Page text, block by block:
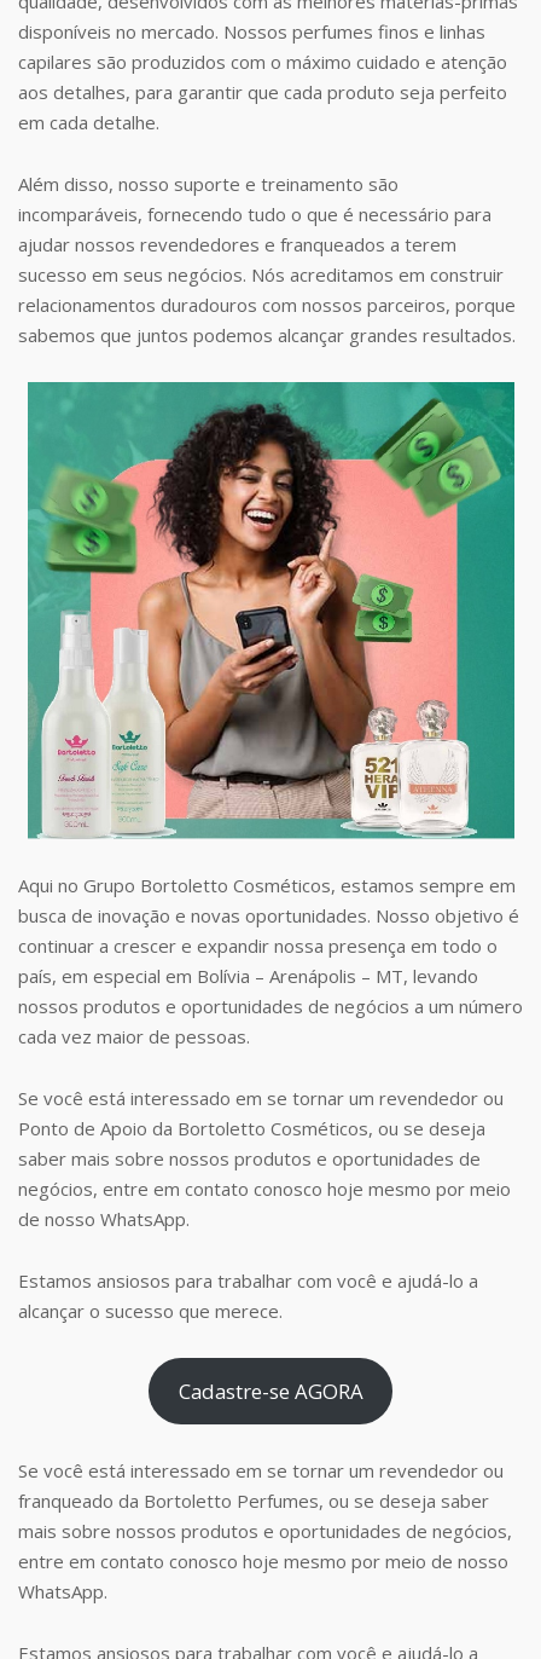
disponíveis no mercado. Nossos perfumes finos e linhas
capilares são produzidos com o máximo cuidado e atenção
aos detalhes, para garantir que cada produto seja perfeito
em cada detalhe.
Além disso, nosso suporte e treinamento são
incomparáveis, fornecendo tudo o que é necessário para
ajudar nossos revendedores e franqueados a terem
sucesso em seus negócios. Nós acreditamos em construir
relacionamentos duradouros com nossos parceiros, porque
sabemos que juntos podemos alcançar grandes resultados.
Aqui no Grupo Bortoletto Cosméticos, estamos sempre em
busca de inovação e novas oportunidades. Nosso objetivo é
continuar a crescer e expandir nossa presença em todo o
país, em especial em Bolívia – Arenápolis – MT, levando
nossos produtos e oportunidades de negócios a um número
cada vez maior de pessoas.
Se você está interessado em se tornar um revendedor ou
Ponto de Apoio da Bortoletto Cosméticos, ou se deseja
saber mais sobre nossos produtos e oportunidades de
negócios, entre em contato conosco hoje mesmo por meio
de nosso WhatsApp.
Estamos ansiosos para trabalhar com você e ajudá-lo a
alcançar o sucesso que merece.
Cadastre-se AGORA
Se você está interessado em se tornar um revendedor ou
franqueado da Bortoletto Perfumes, ou se deseja saber
mais sobre nossos produtos e oportunidades de negócios,
entre em contato conosco hoje mesmo por meio de nosso
WhatsApp.
Estamos ansiosos para trabalhar com você e ajudá-lo a